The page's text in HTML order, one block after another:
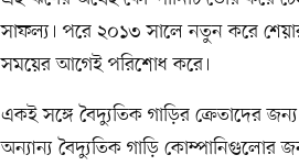
সাফল্য। পরে ২০১৩ সালে নতুন করে শেয়ার
সময়ের আগেই পরিশোধ করে।
একই সঙ্গে বৈদ্যুতিক গাড়ির ক্রেতাদের
অন্যান্য বৈদ্যুতিক গাড়ি কোম্পানিগুলোর